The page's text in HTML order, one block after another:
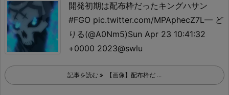
開発初期は配布枠だったキングハサン
#FGO pic.twitter.com/MPAphecZ7L— ど
りる(@A0Nm5)Sun Apr 23 10:41:32
+0000 2023@swlu
記事を読む 【画像】配布枠だ ...